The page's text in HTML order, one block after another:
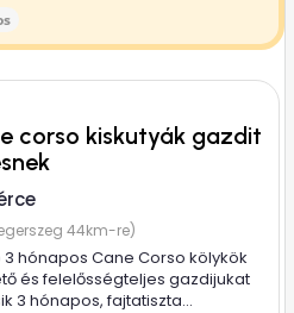
corso kiskutyák gazdit
44km-re)
3 hónapos Cane Corso kölykök
és felelősségteljes gazdijukat
3 hónapos, fajtatiszta...